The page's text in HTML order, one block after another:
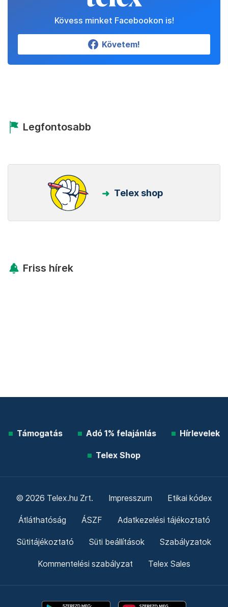
Kövess minket Facebookon is!
Követem!
Legfontosabb
Telex shop
Friss hírek
Támogatás Adó 1% felajánlás Hírlevelek
Telex Shop
© 2026 Telex.hu Zrt. Impresszum Etikai kódex
Átláthatóság ÁSZF Adatkezelési tájékoztató
Sütitájékoztató Süti beállítások Szabályzatok
Kommentelési szabályzat Telex Sales